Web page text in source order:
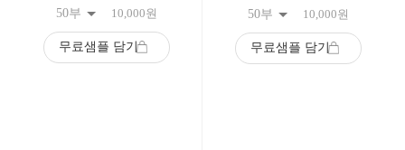
50부
10,000원
무료샘플 담기
50부
10,000원
무료샘플 담기